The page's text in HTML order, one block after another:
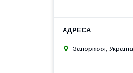
Запоріжжя, Україна